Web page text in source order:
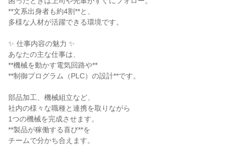
**文系出身者も約4割**と、
多様な人材が活躍できる環境です。
✨ 仕事内容の魅力 ✨
あなたの主な仕事は、
**機械を動かす電気回路や**
**制御プログラム（PLC）の設計**です。
部品加工、機械組立など、
社内の様々な職種と連携を取りながら
1つの機械を完成させます。
**製品が稼働する喜び**を
チームで分かち合えます。